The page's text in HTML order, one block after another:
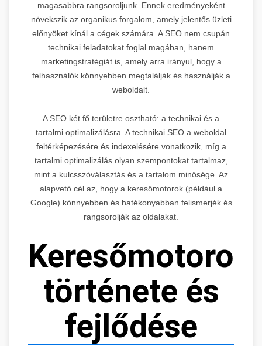
magasabbra rangsoroljunk. Ennek eredményeként
növekszik az organikus forgalom, amely jelentős üzleti
előnyöket kínál a cégek számára. A SEO nem csupán
technikai feladatokat foglal magában, hanem
marketingstratégiát is, amely arra irányul, hogy a
felhasználók könnyebben megtalálják és használják a
weboldalt.
A SEO két fő területre osztható: a technikai és a
tartalmi optimalizálásra. A technikai SEO a weboldal
feltérképezésére és indexelésére vonatkozik, míg a
tartalmi optimalizálás olyan szempontokat tartalmaz,
mint a kulcsszóválasztás és a tartalom minősége. Az
alapvető cél az, hogy a keresőmotorok (például a
Google) könnyebben és hatékonyabban felismerjék és
rangsorolják az oldalakat.
Keresőmotorok
története és
fejlődése